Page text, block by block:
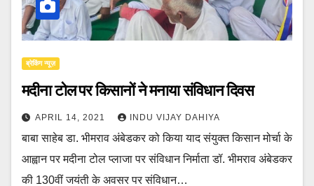
ब्रेकिंग न्यूज़
मदीना टोल पर किसानों ने मनाया संविधान दिवस
APRIL 14, 2021 INDU VIJAY DAHIYA
बाबा साहेब डा. भीमराव अंबेडकर को किया याद संयुक्त किसान मोर्चा के
आह्वान पर मदीना टोल प्लाजा पर संविधान निर्माता डॉ. भीमराव अंबेडकर
की 130वीं जयंती के अवसर पर संविधान…